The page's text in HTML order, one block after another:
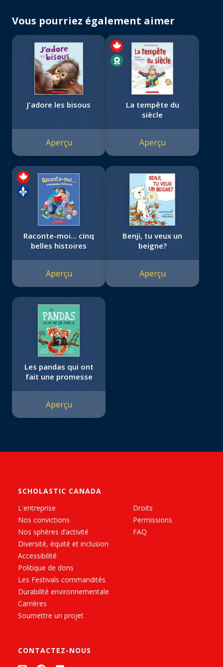
Vous pourriez également aimer
J'adore les bisous
Aperçu
La tempête du
siècle
Aperçu
Raconte-moi... cinq
belles histoires
Aperçu
Benji, tu veux un
beigne?
Aperçu
Les pandas qui ont
fait une promesse
Aperçu
SCHOLASTIC CANADA
L'entreprise
Nos convictions
Nos sphères d’activité
Diversité, équité et inclusion
Accessibilité
Politique de dons
Les Festivals commandités
Durabilité environnementale
Carrières
Soumettre un projet
Droits
Permissions
FAQ
CONTACTEZ-NOUS